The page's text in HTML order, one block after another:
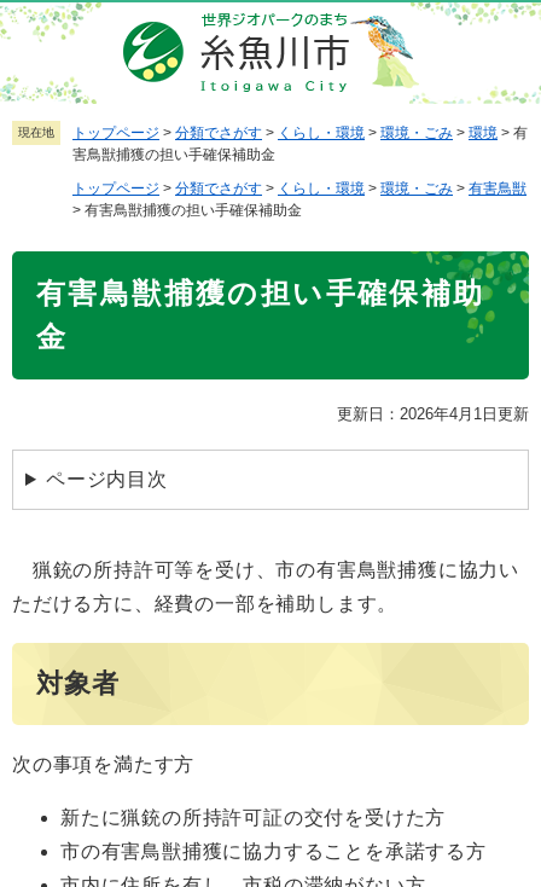
ペ
ー
ジ
の
先
メ
ニ
ュ
ー
を現在地 トップページ > 分類でさがす > くらし・環境 > 環境・ごみ > 環境 > 有
害鳥獣捕獲の担い手確保補助金
トップページ > 分類でさがす > くらし・環境 > 環境・ごみ > 有害鳥獣
> 有害鳥獣捕獲の担い手確保補助金
有害鳥獣捕獲の担い手確保補助
金
更新日：2026年4月1日更新
ページ内目次
猟銃の所持許可等を受け、市の有害鳥獣捕獲に協力い
ただける方に、経費の一部を補助します。
対象者
次の事項を満たす方
新たに猟銃の所持許可証の交付を受けた方
市の有害鳥獣捕獲に協力することを承諾する方